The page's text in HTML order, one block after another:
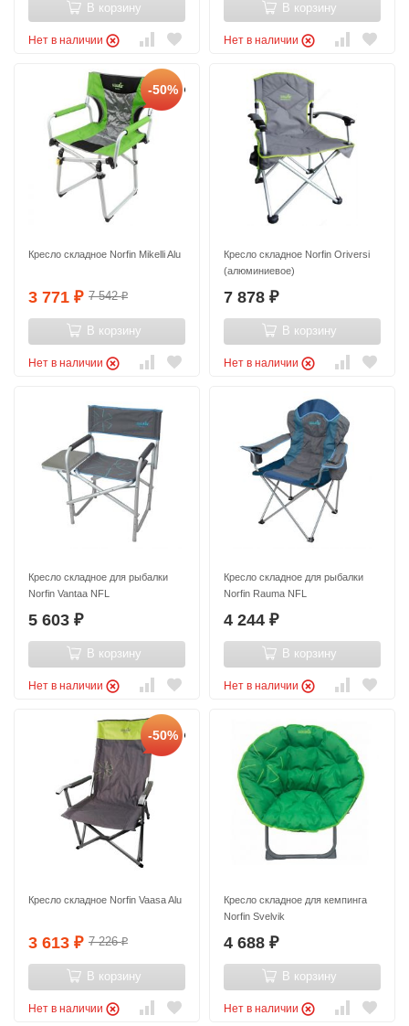
В корзину
Нет в наличии
В корзину
Нет в наличии
-50%
Кресло складное Norfin Mikelli Alu
3 771 ₽ 7 542₽
В корзину
Нет в наличии
Кресло складное Norfin Oriversi
(алюминиевое)
7 878 ₽
В корзину
Нет в наличии
Кресло складное для рыбалки
Norfin Vantaa NFL
5 603 ₽
В корзину
Нет в наличии
Кресло складное для рыбалки
Norfin Rauma NFL
4 244 ₽
В корзину
Нет в наличии
-50%
Кресло складное Norfin Vaasa Alu
3 613 ₽ 7 226₽
В корзину
Нет в наличии
Кресло складное для кемпинга
Norfin Svelvik
4 688 ₽
В корзину
Нет в наличии